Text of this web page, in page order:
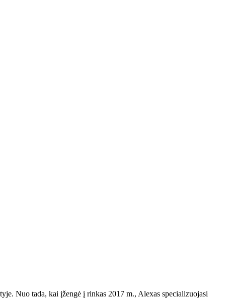
Nuo tada, kai įžengė į rinkas 2017 m., Alexas specializuojasi